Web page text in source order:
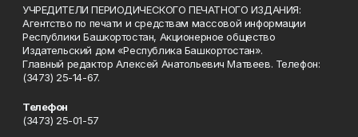
УЧРЕДИТЕЛИ ПЕРИОДИЧЕСКОГО ПЕЧАТНОГО ИЗДАНИЯ:
Агентство по печати и средствам массовой информации
Республики Башкортостан, Акционерное общество
Издательский дом «Республика Башкортостан».
Главный редактор Алексей Анатольевич Матвеев. Телефон:
(3473) 25-14-67.
Телефон
(3473) 25-01-57